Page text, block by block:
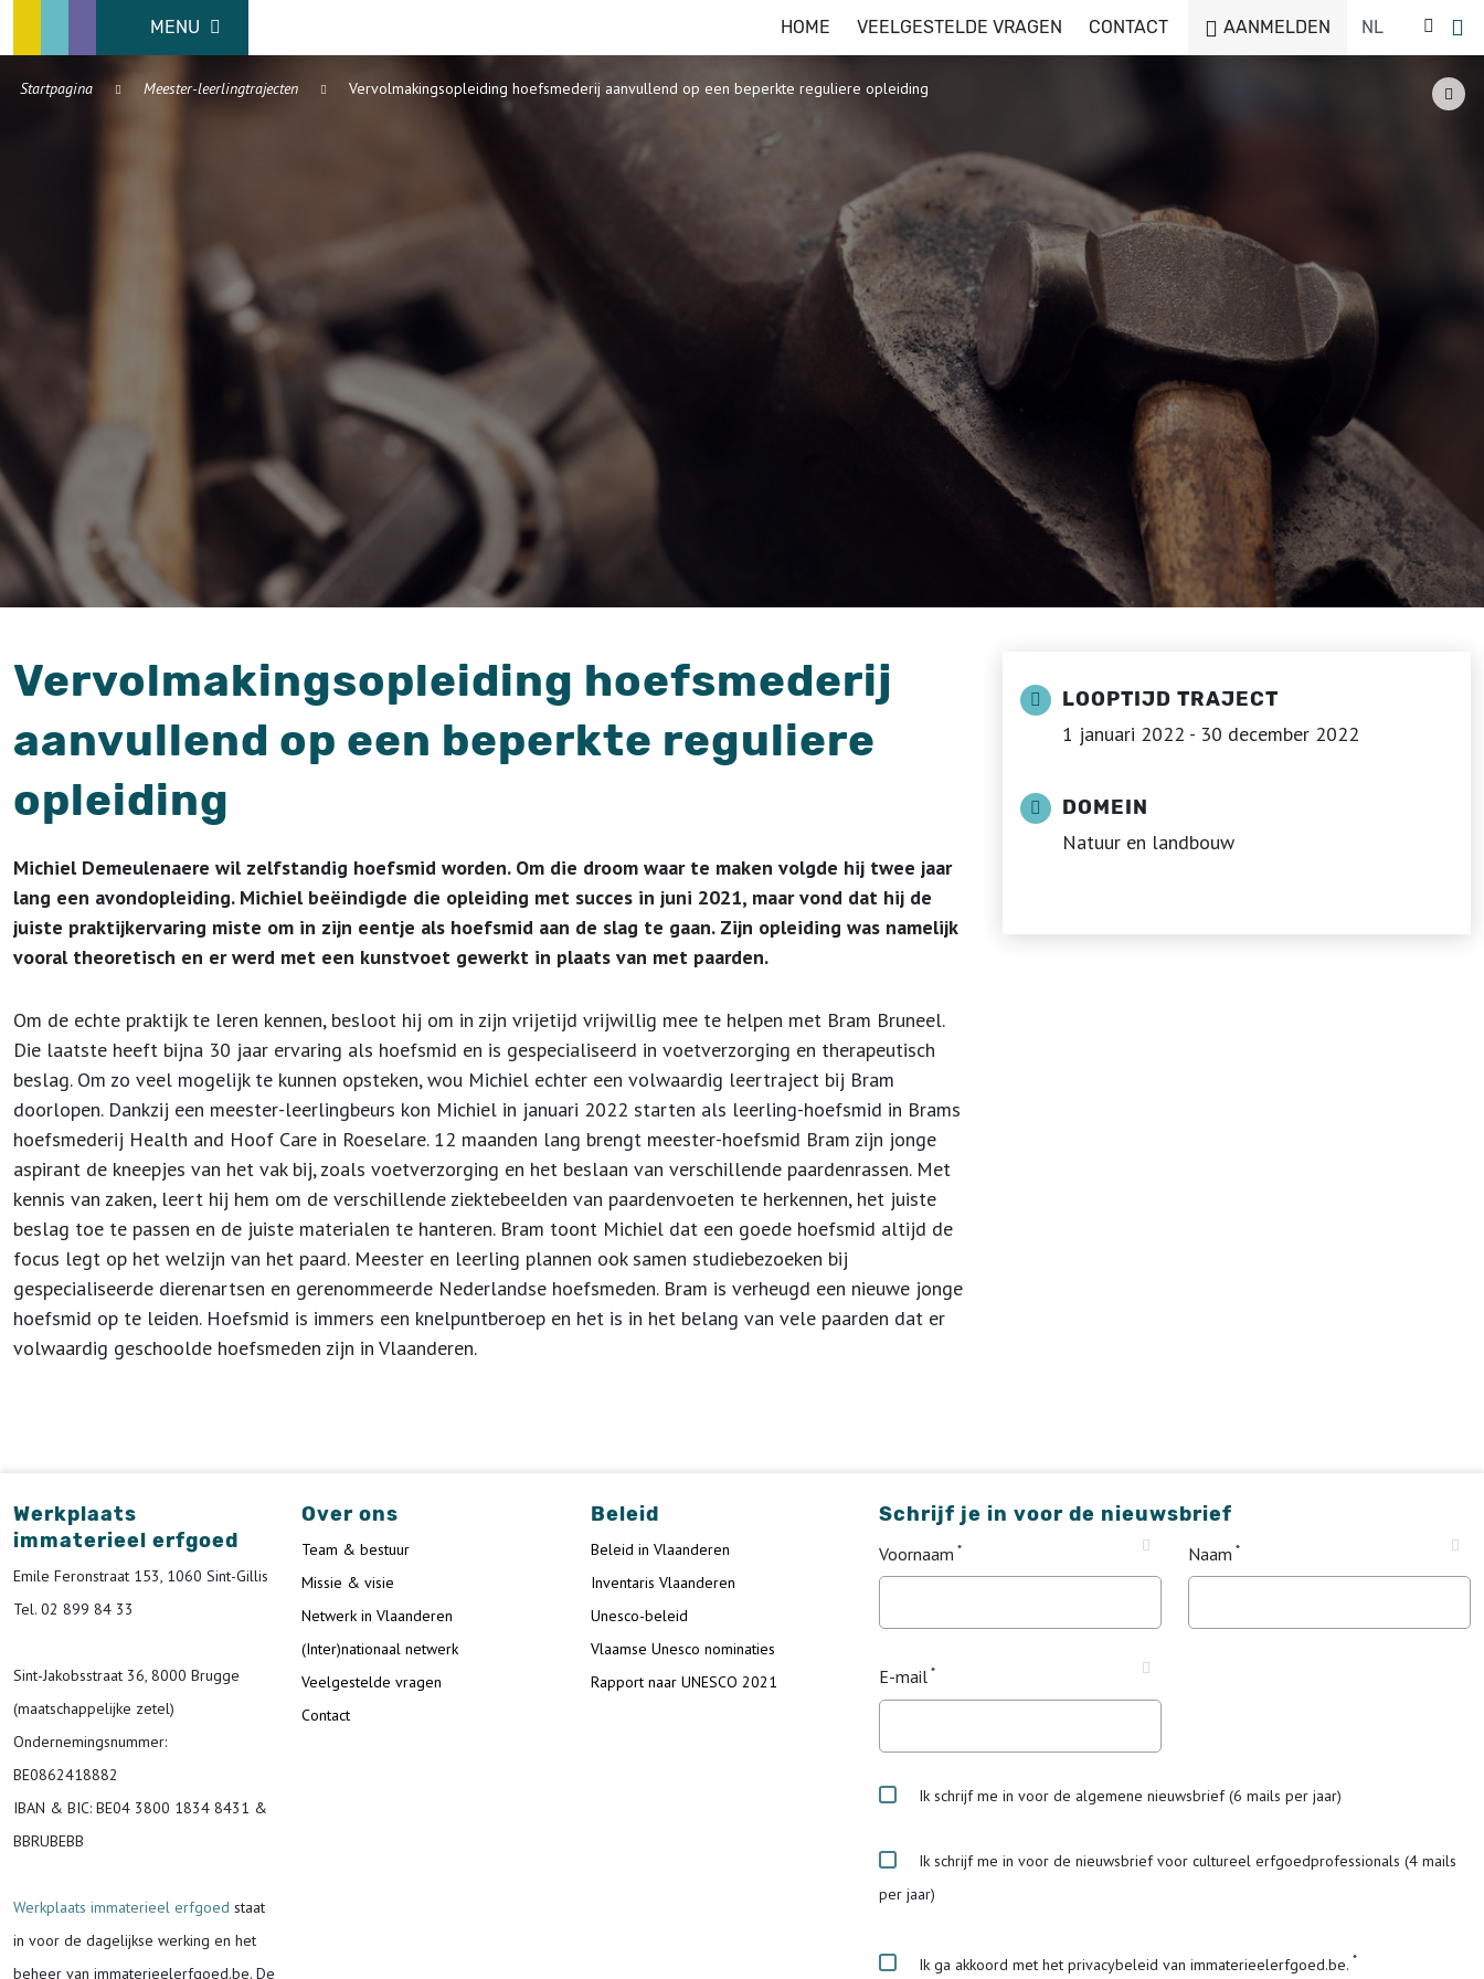
MENU HOME VEELGESTELDE VRAGEN CONTACT AANMELDEN
Startpagina Meester-leerlingtrajecten Vervolmakingsopleiding hoefsmederij aanvullend op een beperkte reguliere opleiding
Vervolmakingsopleiding hoefsmederij
aanvullend op een beperkte reguliere
opleiding
Michiel Demeulenaere wil zelfstandig hoefsmid worden. Om die droom waar te maken volgde hij twee jaar
lang een avondopleiding. Michiel beëindigde die opleiding met succes in juni 2021, maar vond dat hij de
juiste praktijkervaring miste om in zijn eentje als hoefsmid aan de slag te gaan. Zijn opleiding was namelijk
vooral theoretisch en er werd met een kunstvoet gewerkt in plaats van met paarden.
Om de echte praktijk te leren kennen, besloot hij om in zijn vrijetijd vrijwillig mee te helpen met Bram Bruneel.
Die laatste heeft bijna 30 jaar ervaring als hoefsmid en is gespecialiseerd in voetverzorging en therapeutisch
beslag. Om zo veel mogelijk te kunnen opsteken, wou Michiel echter een volwaardig leertraject bij Bram
doorlopen. Dankzij een meester-leerlingbeurs kon Michiel in januari 2022 starten als leerling-hoefsmid in Brams
hoefsmederij Health and Hoof Care in Roeselare. 12 maanden lang brengt meester-hoefsmid Bram zijn jonge
aspirant de kneepjes van het vak bij, zoals voetverzorging en het beslaan van verschillende paardenrassen. Met
kennis van zaken, leert hij hem om de verschillende ziektebeelden van paardenvoeten te herkennen, het juiste
beslag toe te passen en de juiste materialen te hanteren. Bram toont Michiel dat een goede hoefsmid altijd de
focus legt op het welzijn van het paard. Meester en leerling plannen ook samen studiebezoeken bij
gespecialiseerde dierenartsen en gerenommeerde Nederlandse hoefsmeden. Bram is verheugd een nieuwe jonge
hoefsmid op te leiden. Hoefsmid is immers een knelpuntberoep en het is in het belang van vele paarden dat er
volwaardig geschoolde hoefsmeden zijn in Vlaanderen.
LOOPTIJD TRAJECT
1 januari 2022 - 30 december 2022
DOMEIN
Natuur en landbouw
Werkplaats
immaterieel erfgoed
Emile Feronstraat 153, 1060 Sint-Gillis
Tel. 02 899 84 33
Sint-Jakobsstraat 36, 8000 Brugge
(maatschappelijke zetel)
Ondernemingsnummer:
BE0862418882
IBAN & BIC: BE04 3800 1834 8431 &
BBRUBEBB
Werkplaats immaterieel erfgoed staat
in voor de dagelijkse werking en het
beheer van immaterieelerfgoed.be. De
Over ons
Team & bestuur
Missie & visie
Netwerk in Vlaanderen
(Inter)nationaal netwerk
Veelgestelde vragen
Contact
Beleid
Beleid in Vlaanderen
Inventaris Vlaanderen
Unesco-beleid
Vlaamse Unesco nominaties
Rapport naar UNESCO 2021
Schrijf je in voor de nieuwsbrief
Voornaam Naam
E-mail
Ik schrijf me in voor de algemene nieuwsbrief (6 mails per jaar)
Ik schrijf me in voor de nieuwsbrief voor cultureel erfgoedprofessionals (4 mails
per jaar)
Ik ga akkoord met het privacybeleid van immaterieelerfgoed.be.